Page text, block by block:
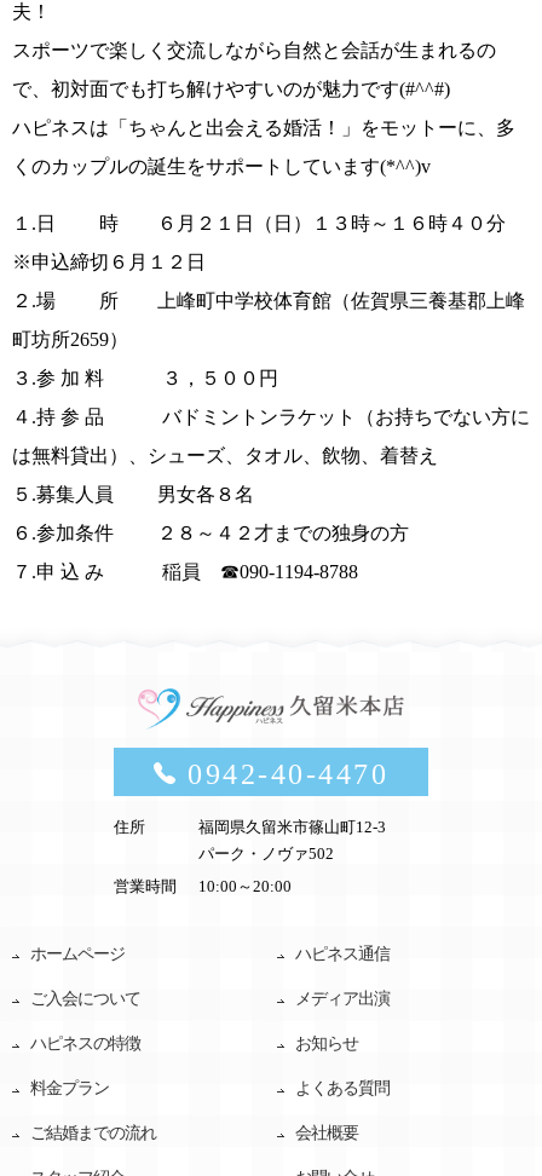
夫！
スポーツで楽しく交流しながら自然と会話が生まれるの
で、 初対面でも打ち解けやすいのが魅力です(#^^#)
ハピネスは 「ちゃんと出会える婚活！」
をモットーに、多
くのカップルの誕生をサポートしています(*^^)v
１ . 日 時 ６月２１日（日）１３時～１６時４０分
※申込締切６月１２日
２ .場 所 上峰町中学校体育館（佐賀県三養基郡上峰
町坊所2659）
３ .参 加 料 ３，５００円
４ .持 参 品 バドミントンラケット（お持ちでない方に
は無料貸出）、シューズ、タオル、飲物、着替え
５ .募集人員 男女各８名
６ .参加条件 ２８～４２才までの独身の方
７ .申 込 み 稲員 ☎090-1194-8788
0942-40-4470
住所
福岡県久留米市篠山町12-3
パーク・ノヴァ502
営業時間
10:00～20:00
ホームページ
ご入会について
ハピネスの特徴
料金プラン
ご結婚までの流れ
ハピネス通信
メディア出演
お知らせ
よくある質問
会社概要